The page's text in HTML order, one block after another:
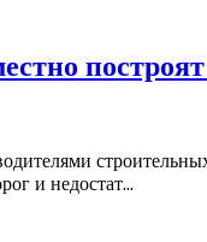
и недостат...